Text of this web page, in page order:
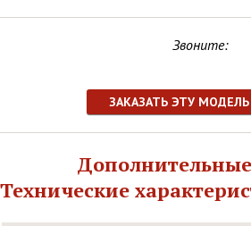
Звоните:
ЗАКАЗАТЬ ЭТУ
Технические